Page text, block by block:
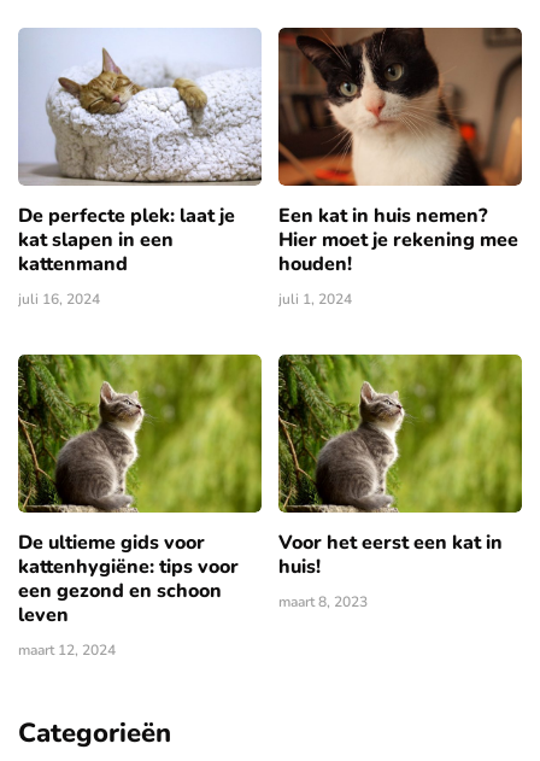
De perfecte plek: laat je
kat slapen in een
kattenmand
juli 16, 2024
Een kat in huis nemen?
Hier moet je rekening mee
houden!
juli 1, 2024
De ultieme gids voor
kattenhygiëne: tips voor
een gezond en schoon
leven
maart 12, 2024
Voor het eerst een kat in
huis!
maart 8, 2023
Categorieën